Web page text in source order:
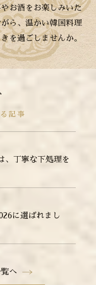
お酒をお楽しみいた
ら、温かい韓国料理
を過ごしませんか。
記事
、丁寧な下処理を
に選ばれまし
へ